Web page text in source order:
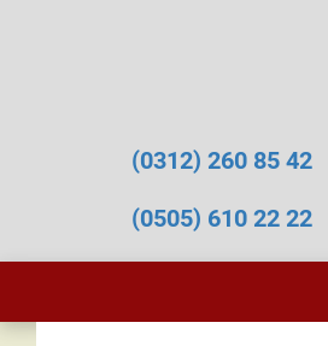
(0312) 260 85 42
(0505) 610 22 22